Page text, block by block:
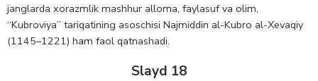
janglarda xorazmlik mashhur alloma, faylasuf va olim,
“Kubroviya” tariqatining asoschisi Najmiddin al-Kubro al-Xevaqiy
(1145–1221) ham faol qatnashadi.
Slayd 18